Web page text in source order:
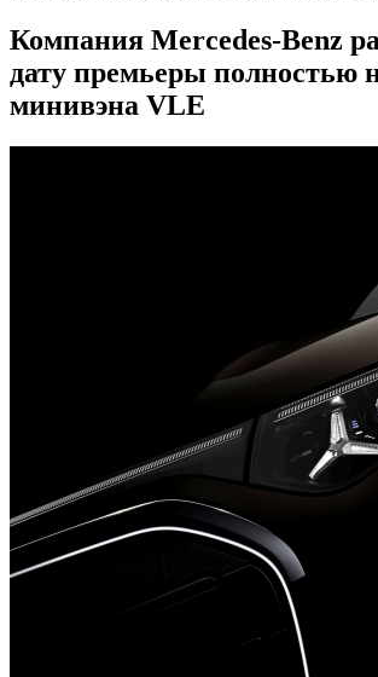
Компания Mercedes-Benz
дату премьеры полностью
минивэна VLE